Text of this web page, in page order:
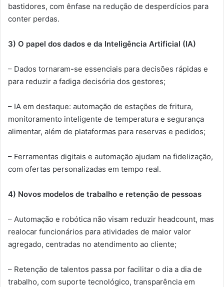
bastidores, com ênfase na redução de desperdícios para
conter perdas.
3) O papel dos dados e da Inteligência Artificial (IA)
– Dados tornaram-se essenciais para decisões rápidas e
para reduzir a fadiga decisória dos gestores;
– IA em destaque: automação de estações de fritura,
monitoramento inteligente de temperatura e segurança
alimentar, além de plataformas para reservas e pedidos;
– Ferramentas digitais e automação ajudam na fidelização,
com ofertas personalizadas em tempo real.
4) Novos modelos de trabalho e retenção de pessoas
– Automação e robótica não visam reduzir headcount, mas
realocar funcionários para atividades de maior valor
agregado, centradas no atendimento ao cliente;
– Retenção de talentos passa por facilitar o dia a dia de
trabalho, com suporte tecnológico, transparência em